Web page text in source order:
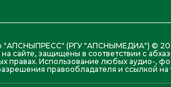
"АПСНЫПРЕСС" (РГУ "АПСНЫМЕДИА") ©
сайте, защищены в соответствии с
правах. Использование любых аудио-,
правообладателя и ссылкой